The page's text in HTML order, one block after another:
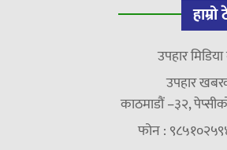
उपहार
उपहार
काठमाडौं –३२,
फोन :